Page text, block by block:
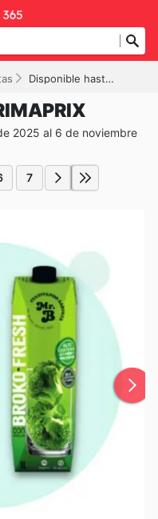
Disponible hasta el 06/11/2025
2025 al 6 de noviembre
7